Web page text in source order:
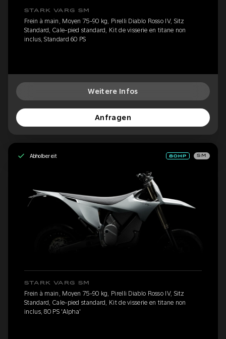
STARK VARG SM
Frein à main, Moyen 75-90 kg, Pirelli Diablo Rosso IV, Sitz
Standard, Cale-pied standard, Kit de visserie en titane non
inclus, Standard 60 PS
Weitere Infos
Anfragen
Abholbereit SM
STARK VARG SM
Frein à main, Moyen 75-90 kg, Pirelli Diablo Rosso IV, Sitz
Standard, Cale-pied standard, Kit de visserie en titane non
inclus, 80 PS 'Alpha'